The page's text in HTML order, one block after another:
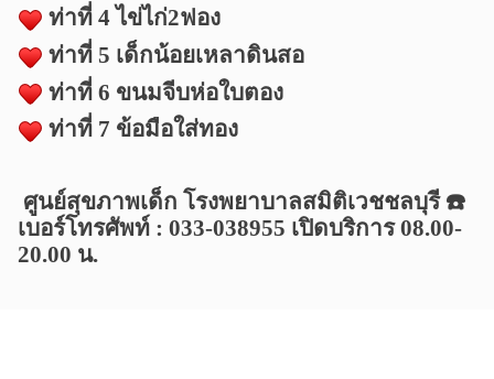
ท่าที่ 4 ไข่ไก่2ฟอง
ท่าที่ 5 เด็กน้อยเหลาดินสอ
ท่าที่ 6 ขนมจีบห่อใบตอง
ท่าที่ 7 ข้อมือใส่ทอง
ศูนย์สุขภาพเด็ก โรงพยาบาลสมิติเวชชลบุรี ☎️
เบอร์โทรศัพท์ : 033-038955 เปิดบริการ 08.00-
20.00 น.